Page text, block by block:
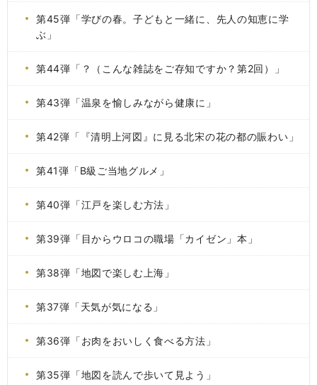
第45弾「学びの春。子どもと一緒に、先人の知恵に学
ぶ」
第44弾「？（こんな雑誌をご存知ですか？第2回）」
第43弾「温泉を愉しみながら健康に」
第42弾「『清明上河図』に見る北宋の花の都の賑わい」
第41弾「B級ご当地グルメ」
第40弾「江戸を楽しむ方法」
第39弾「目からウロコの職場「カイゼン」本」
第38弾「地図で楽しむ上海」
第37弾「天気が気になる」
第36弾「お肉をおいしく食べる方法」
第35弾「地図を読んで歩いて見よう」